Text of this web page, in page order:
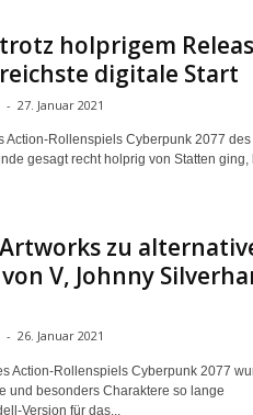
holprigem
digitale Start
- 27. Januar 2021
Action-Rollenspiels Cyberpunk 2077 des
gesagt recht holprig von Statten ging,
zu
V, Johnny
- 26. Januar 2021
Action-Rollenspiels Cyberpunk 2077
und besonders Charaktere so lange
Version für das...